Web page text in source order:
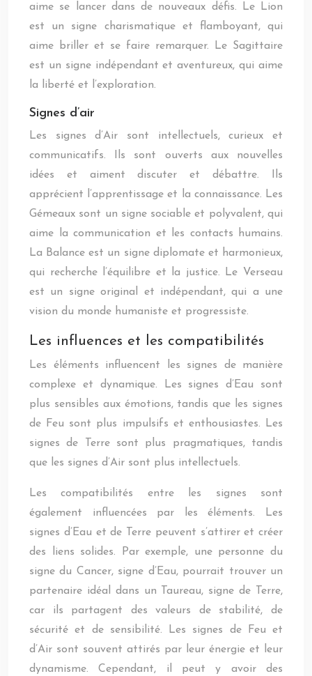
aime se lancer dans de nouveaux défis. Le Lion
est un signe charismatique et flamboyant, qui
aime briller et se faire remarquer. Le Sagittaire
est un signe indépendant et aventureux, qui aime
la liberté et l’exploration.
Signes d’air
Les signes d’Air sont intellectuels, curieux et
communicatifs. Ils sont ouverts aux nouvelles
idées et aiment discuter et débattre. Ils
apprécient l’apprentissage et la connaissance. Les
Gémeaux sont un signe sociable et polyvalent, qui
aime la communication et les contacts humains.
La Balance est un signe diplomate et harmonieux,
qui recherche l’équilibre et la justice. Le Verseau
est un signe original et indépendant, qui a une
vision du monde humaniste et progressiste.
Les influences et les compatibilités
Les éléments influencent les signes de manière
complexe et dynamique. Les signes d’Eau sont
plus sensibles aux émotions, tandis que les signes
de Feu sont plus impulsifs et enthousiastes. Les
signes de Terre sont plus pragmatiques, tandis
que les signes d’Air sont plus intellectuels.
Les compatibilités entre les signes sont
également influencées par les éléments. Les
signes d’Eau et de Terre peuvent s’attirer et créer
des liens solides. Par exemple, une personne du
signe du Cancer, signe d’Eau, pourrait trouver un
partenaire idéal dans un Taureau, signe de Terre,
car ils partagent des valeurs de stabilité, de
sécurité et de sensibilité. Les signes de Feu et
d’Air sont souvent attirés par leur énergie et leur
dynamisme. Cependant, il peut y avoir des